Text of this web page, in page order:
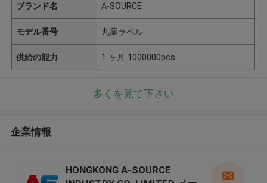
ブランド名 A-SOURCE
モデル番号 丸薬ラベル
供給の能力 1 ヶ月 1000000pcs
多くを見て下さい
企業情報
HONGKONG A-SOURCE